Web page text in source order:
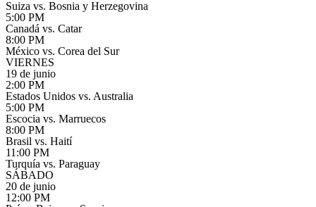
Suiza vs. Bosnia y Herzegovina
5:00 PM
Canadá vs. Catar
8:00 PM
México vs. Corea del Sur
VIERNES
19 de junio
2:00 PM
Estados Unidos vs. Australia
5:00 PM
Escocia vs. Marruecos
8:00 PM
Brasil vs. Haití
11:00 PM
Turquía vs. Paraguay
SÁBADO
20 de junio
12:00 PM